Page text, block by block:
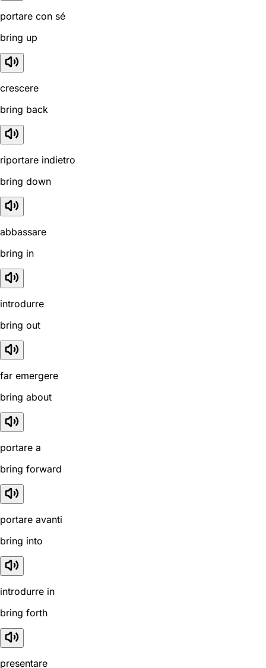
portare con sé
bring up
crescere
bring back
riportare indietro
bring down
abbassare
bring in
introdurre
bring out
far emergere
bring about
portare a
bring forward
portare avanti
bring into
introdurre in
bring forth
presentare